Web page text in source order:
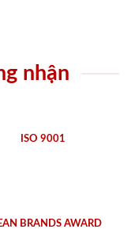
nhận
ISO 9001
BRANDS AWARD